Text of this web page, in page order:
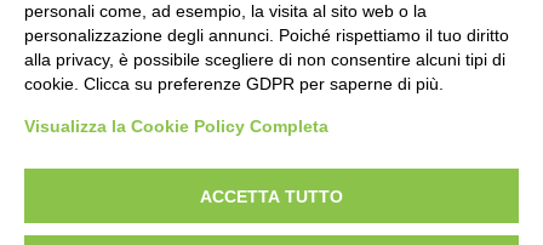
NEWS
FORMAZIONE
Documenti
Corsi
Nella foto: Savorani, Maldini e Chelli si stringono al
termine della gara di P10 dei Gruppi Sportivi al
Campionato d'Inverno 2024 (Credits / UITS)
personali come, ad esempio, la visita al sito web o la
personalizzazione degli annunci. Poiché rispettiamo il tuo diritto
alla privacy, è possibile scegliere di non consentire alcuni tipi di
cookie. Clicca su preferenze GDPR per saperne di più.
Visualizza la Cookie Policy Completa
ACCETTA TUTTO